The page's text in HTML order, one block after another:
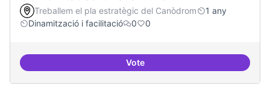
Treballem el pla estratègic del Canòdrom
1 any
Dinamització i facilitació
0 0
VoteComunitat software lliure